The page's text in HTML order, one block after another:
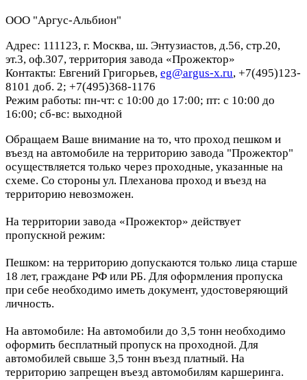
ООО "Аргус-Альбион"
Адрес: 111123, г. Москва, ш. Энтузиастов, д.56, стр.20,
эт.3, оф.307, территория завода «Прожектор»
Контакты: Евгений Григорьев, eg@argus-x.ru, +7(495)123-
8101 доб. 2; +7(495)368-1176
Режим работы: пн-чт: с 10:00 до 17:00; пт: с 10:00 до
16:00; сб-вс: выходной
Обращаем Ваше внимание на то, что проход пешком и
въезд на автомобиле на территорию завода "Прожектор"
осуществляется только через проходные, указанные на
схеме. Со стороны ул. Плеханова проход и въезд на
территорию невозможен.
На территории завода «Прожектор» действует
пропускной режим:
Пешком: на территорию допускаются только лица старше
18 лет, граждане РФ или РБ. Для оформления пропуска
при себе необходимо иметь документ, удостоверяющий
личность.
На автомобиле: На автомобили до 3,5 тонн необходимо
оформить бесплатный пропуск на проходной. Для
автомобилей свыше 3,5 тонн въезд платный. На
территорию запрещен въезд автомобилям каршеринга.